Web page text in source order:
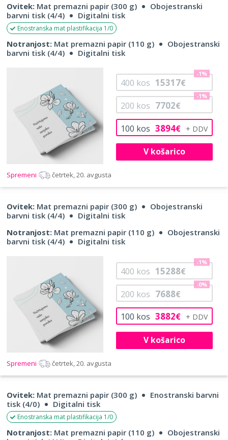
Ovitek: Mat premazni papir (300 g)
Obojestranski
barvni tisk (4/4)
Digitalni tisk
Enostranska mat plastifikacija 1/0
Notranjost: Mat premazni papir (110 g)
Obojestranski
barvni tisk (4/4)
Digitalni tisk
100 kos 3894€
200 kos 7702€
-1%
400 kos 15317€
-1%
V košarico
Spremeni četrtek, 20. avgusta
Ovitek: Mat premazni papir (300 g)
Obojestranski
barvni tisk (4/4)
Digitalni tisk
Notranjost: Mat premazni papir (110 g)
Obojestranski
barvni tisk (4/4)
Digitalni tisk
100 kos 3882€
200 kos 7688€
-0%
400 kos 15288€
-1%
V košarico
Spremeni četrtek, 20. avgusta
Ovitek: Mat premazni papir (300 g)
Enostranski barvni
tisk (4/0)
Digitalni tisk
Enostranska mat plastifikacija 1/0
Notranjost: Mat premazni papir (110 g)
Obojestranski